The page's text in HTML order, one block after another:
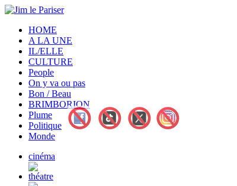
HOME
A LA UNE
IL/ELLE
CULTURE
People
On y va ou pas
Bon / Beau
BRIMBORION
Plume
Politique
Monde
cinéma
théatre